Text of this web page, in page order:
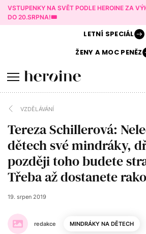
VSTUPENKY NA SVĚT PODLE HEROINE ZA
DO 20.SRPNA!🎟️
LETNÍ SPECIÁL
ŽENY AMOC PENĚZ
VZDĚLÁVÁNÍ
Tereza Schillerová:
dětech své mindráky,
později toho budete
Třeba až dostanete
redakce
19. srpen 2019
MINDRÁKY NA DĚTECH